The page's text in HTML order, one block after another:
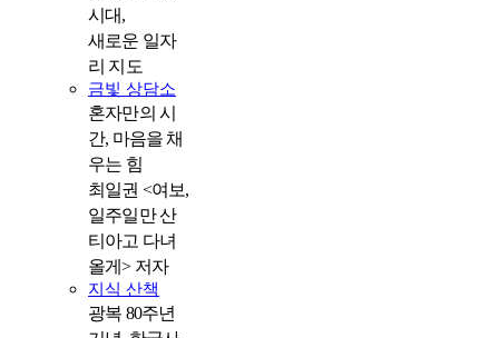
시대,
새로운 일자
리 지도
금빛 상담소
혼자만의 시
간, 마음을 채
우는 힘
최일권 <여보,
일주일만 산
티아고 다녀
올게> 저자
지식 산책
광복 80주년